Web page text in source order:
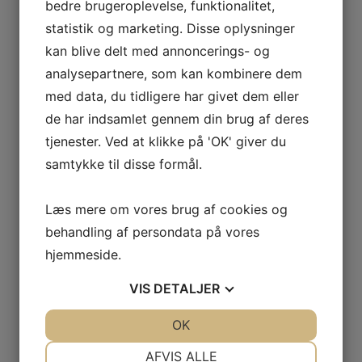
jer, var klare og tydelige og der var ingen
problemer ved ankomsten til Malaga tydelig
markering af transport samt Chauffør. Også
hjemtransport var fin.
Ankomsten og det anviste værelse var
bestemt i topklasse, vi nød den dejlige altan
”Riu Costa del sol” var et super lækkert hotel,
Super lækkert pool område med bar mm.
Vi fik gået nogle skridt hver dag grundet, at
hotellet liger i udkanten af Torremolinos. Der
ligger et andet Riu hotel lidt tættere på
lave aftaler her.
Kort sagt vi har været meget tilfreds og vil
bedre brugeroplevelse, funktionalitet,
statistik og marketing. Disse oplysninger
kan blive delt med annoncerings- og
analysepartnere, som kan kombinere dem
med data, du tidligere har givet dem eller
de har indsamlet gennem din brug af deres
tjenester. Ved at klikke på 'OK' giver du
samtykke til disse formål.
Læs mere om vores brug af cookies og
behandling af persondata på vores
hjemmeside.
VIS DETALJER
AFVIS ALLE
OK